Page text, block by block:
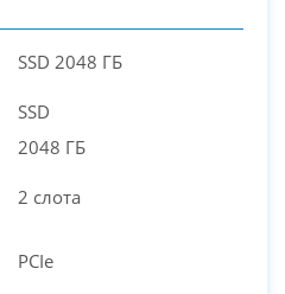
SSD 2048 ГБ
SSD
2048 ГБ
2 слота
PCIe